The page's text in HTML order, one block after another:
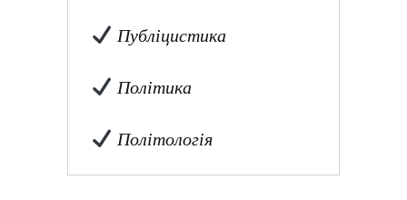
Публіцистика
Політика
Політологія